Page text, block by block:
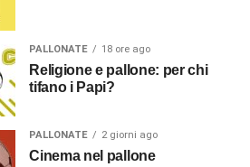
PALLONATE 18 ore ago
Religione e pallone: per chi
tifano i Papi?
PALLONATE 2 giorni ago
Cinema nel pallone